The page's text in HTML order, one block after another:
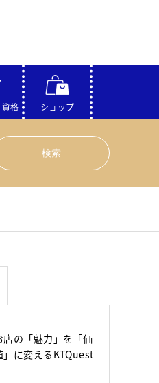
資格 ショップ
店の「魅力」を「価
」に変えるKTQuest